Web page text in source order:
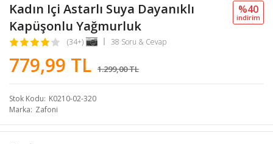
Kadın Içi Astarlı Suya Dayanıklı
Kapüşonlu Yağmurluk
(34+) 38 Soru & Cevap
779,99 TL 1.299,00 TL
%40
i̇ndi̇ri̇m
Stok Kodu K0210-02-320
Marka Zafoni